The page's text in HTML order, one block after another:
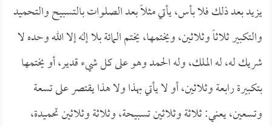
يزيد بعد ذلك فلا بأس، يأتي مثلاً بعد الصلوات بالتسبيح والتحميد
والتكبير ثلاثاً وثلاثين، ويختمها، يختم المائة بلا إله إلا الله وحده لا
شريك له، له الملك، وله الحمد وهو على كل شيء قدير، أو يختمها
بتكبيرة رابعة وثلاثين، أو لا يأتي بهذا ولا هذا يقتصر على تسعة
وتسعين، يعني: ثلاثة وثلاثين تسبيحة، وثلاثة وثلاثين تحميدة،